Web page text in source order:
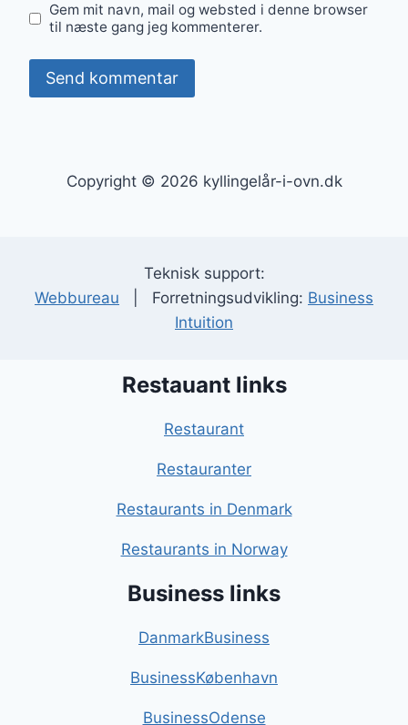
Gem mit navn, mail og websted i denne browser
til næste gang jeg kommenterer.
Copyright © 2026 kyllingelår-i-ovn.dk
Teknisk support:
Webbureau | Forretningsudvikling: Business
Intuition
Restauant links
Restaurant
Restauranter
Restaurants in Denmark
Restaurants in Norway
Business links
DanmarkBusiness
BusinessKøbenhavn
BusinessOdense